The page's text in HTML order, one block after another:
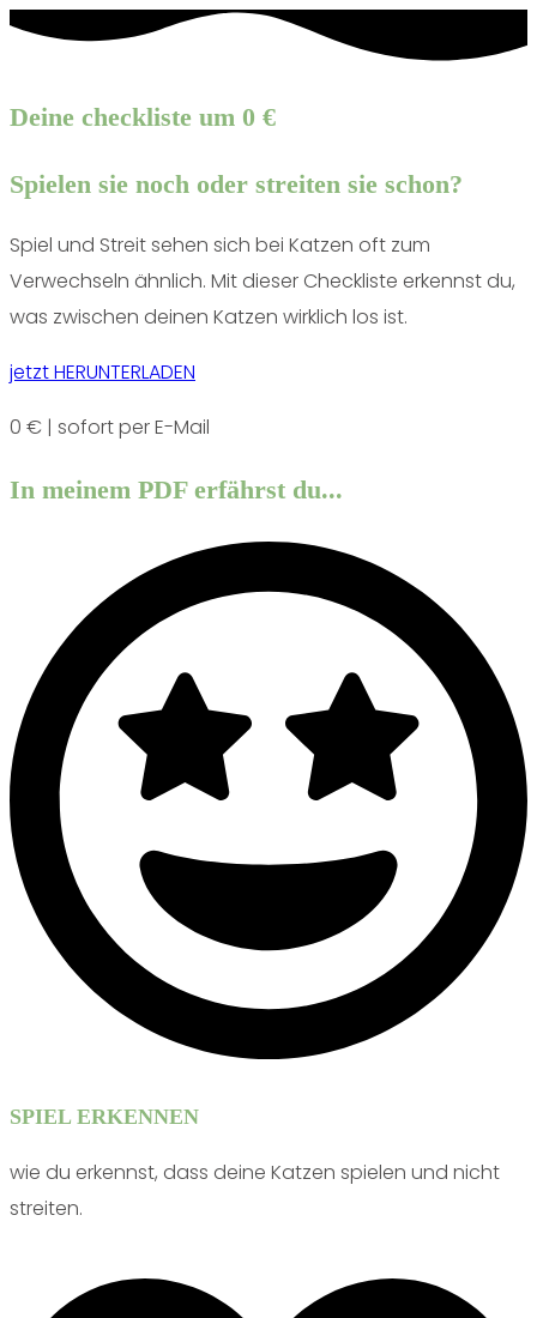
Deine checkliste um 0 €
Spielen sie noch oder streiten sie schon?
Spiel und Streit sehen sich bei Katzen oft zum
Verwechseln ähnlich. Mit dieser Checkliste erkennst du,
was zwischen deinen Katzen wirklich los ist.
jetzt HERUNTERLADEN
0 € | sofort per E-Mail
In meinem PDF erfährst du...
SPIEL ERKENNEN
wie du erkennst, dass deine Katzen spielen und nicht
streiten.